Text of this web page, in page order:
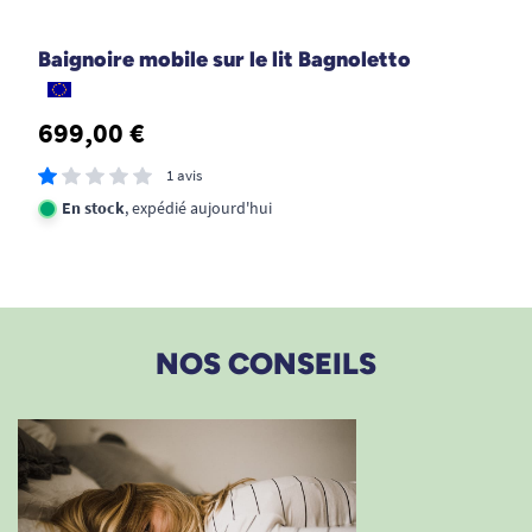
Baignoire mobile sur le lit Bagnoletto
699,00 €
1 avis
En stock, expédié aujourd'hui
NOS CONSEILS